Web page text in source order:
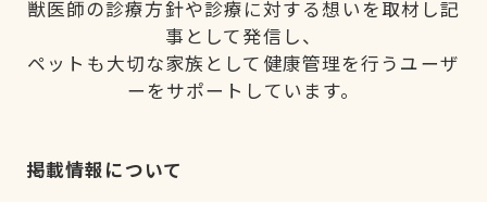
獣医師の診療方針や診療に対する想いを取材し記
事として発信し、
ペットも大切な家族として健康管理を行うユーザ
ーをサポートしています。
掲載情報について